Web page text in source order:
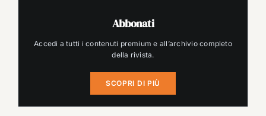
Abbonati
Accedi a tutti i contenuti premium e all’archivio completo
della rivista.
SCOPRI DI PIÙ